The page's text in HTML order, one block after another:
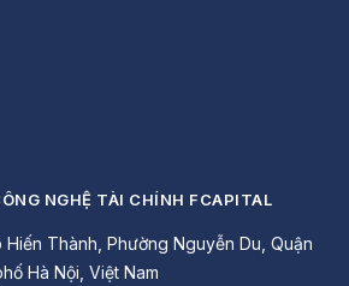
NGHỆ TÀI CHÍNH FCAPITAL
Thành, Phường Nguyễn Du, Quận
Hà Nội, Việt Nam